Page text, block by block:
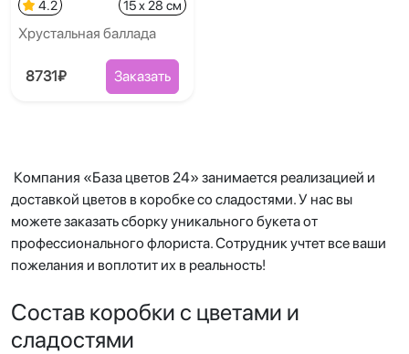
4.2 15 x 28 см
Хрустальная баллада
8731₽ Заказать
Компания «База цветов 24» занимается реализацией и
доставкой цветов в коробке со сладостями. У нас вы
можете заказать сборку уникального букета от
профессионального флориста. Сотрудник учтет все ваши
пожелания и воплотит их в реальность!
Состав коробки с цветами и
сладостями